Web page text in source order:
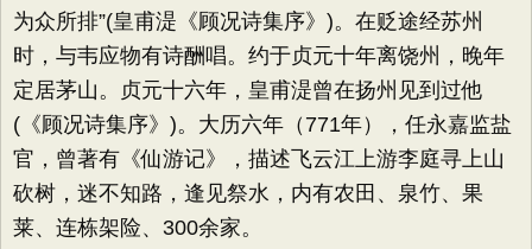
为众所排”(皇甫湜《顾况诗集序》)。在贬途经苏州
时，与韦应物有诗酬唱。约于贞元十年离饶州，晚年
定居茅山。贞元十六年，皇甫湜曾在扬州见到过他
(《顾况诗集序》)。大历六年（771年），任永嘉监盐
官，曾著有《仙游记》，描述飞云江上游李庭寻上山
砍树，迷不知路，逢见祭水，内有农田、泉竹、果
莱、连栋架险、300余家。